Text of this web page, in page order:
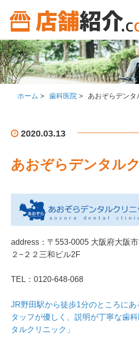
ホーム > 歯科医院 > あおぞらデンタ
2020.03.13
あおぞらデンタル
address： 〒553-0005 大阪府大阪
２−２２ 三和ビル2F
TEL：0120-648-068
JR野田駅から徒歩1分のところにあ
タッフが優しく、説明が丁寧な歯
タルクリニック」